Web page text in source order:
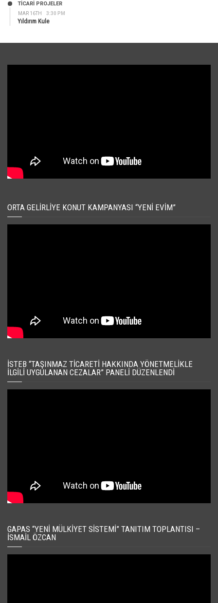
MAR 16TH 3:30 PM
TİCARİ PROJELER
Yıldırım Kule
ORTA GELIRLIYE KONUT KAMPANYASI “YENI EVIM”
İSTEB “TAŞINMAZ TICARETI HAKKINDA YÖNETMELIKLE
İLGILI UYGULANAN CEZALAR” PANELI DÜZENLENDI
GAPAS “YENI MÜLKIYET SISTEMI” TANITIM TOPLANTISI –
İSMAIL ÖZCAN